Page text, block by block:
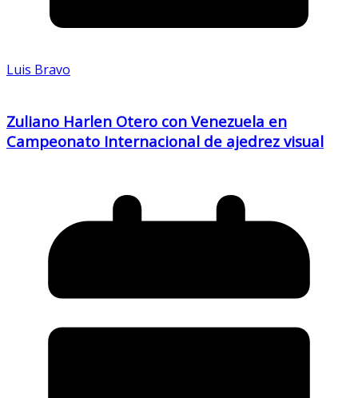
Luis Bravo
Zuliano Harlen Otero con Venezuela en
Campeonato Internacional de ajedrez visual